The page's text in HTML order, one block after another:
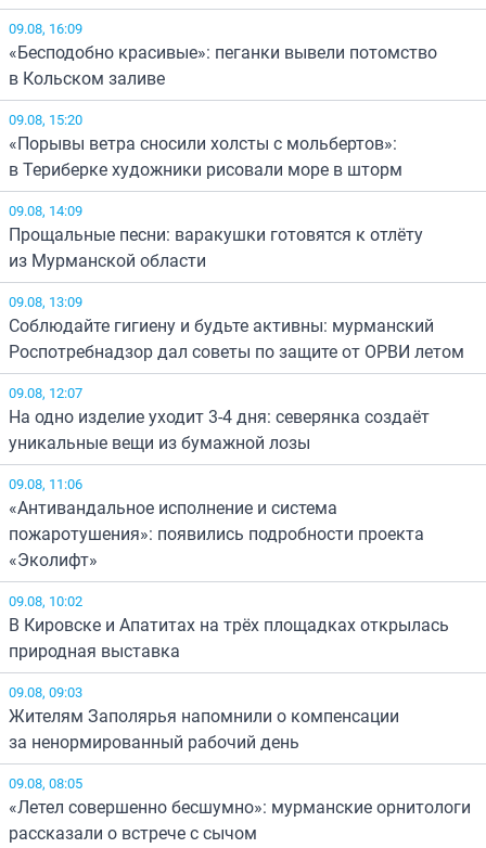
09.08, 16:09
«Бесподобно красивые»: пеганки вывели потомство
в Кольском заливе
09.08, 15:20
«Порывы ветра сносили холсты с мольбертов»:
в Териберке художники рисовали море в шторм
09.08, 14:09
Прощальные песни: варакушки готовятся к отлёту
из Мурманской области
09.08, 13:09
Соблюдайте гигиену и будьте активны: мурманский
Роспотребнадзор дал советы по защите от ОРВИ летом
09.08, 12:07
На одно изделие уходит 3-4 дня: северянка создаёт
уникальные вещи из бумажной лозы
09.08, 11:06
«Антивандальное исполнение и система
пожаротушения»: появились подробности проекта
«Эколифт»
09.08, 10:02
В Кировске и Апатитах на трёх площадках открылась
природная выставка
09.08, 09:03
Жителям Заполярья напомнили о компенсации
за ненормированный рабочий день
09.08, 08:05
«Летел совершенно бесшумно»: мурманские орнитологи
рассказали о встрече с сычом